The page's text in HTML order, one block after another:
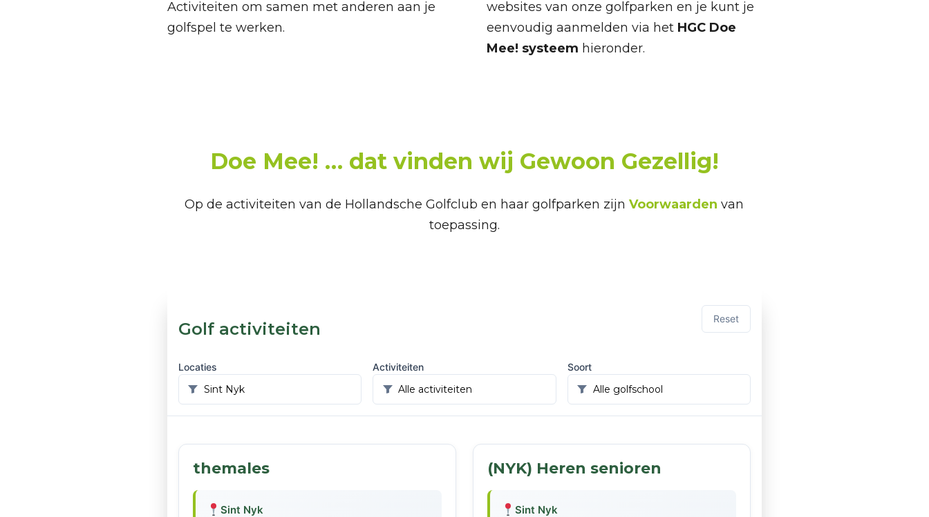
Activiteiten om samen met anderen aan je
golfspel te werken.
websites van onze golfparken en je kunt je
eenvoudig aanmelden via het HGC Doe
Mee! systeem hieronder.
Doe Mee! … dat vinden wij Gewoon Gezellig!
Op de activiteiten van de Hollandsche Golfclub en haar golfparken zijnVoorwaarden van
toepassing.
Golf activiteiten
Reset
Locaties Activiteiten Soort
themales
Sint Nyk
(NYK) Heren senioren
Sint Nyk